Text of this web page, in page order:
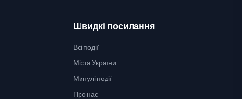
Швидкі посилання
Всі події
Міста України
Минулі події
Про нас